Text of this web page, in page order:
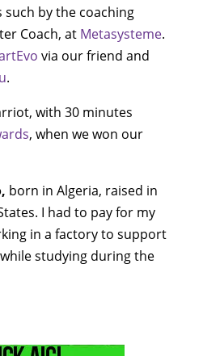
by the coaching
Coach, at Metasysteme.
via our friend and
.
with 30 minutes
, when we won our
born in Algeria, raised in
I had to pay for my
in a factory to support
studying during the